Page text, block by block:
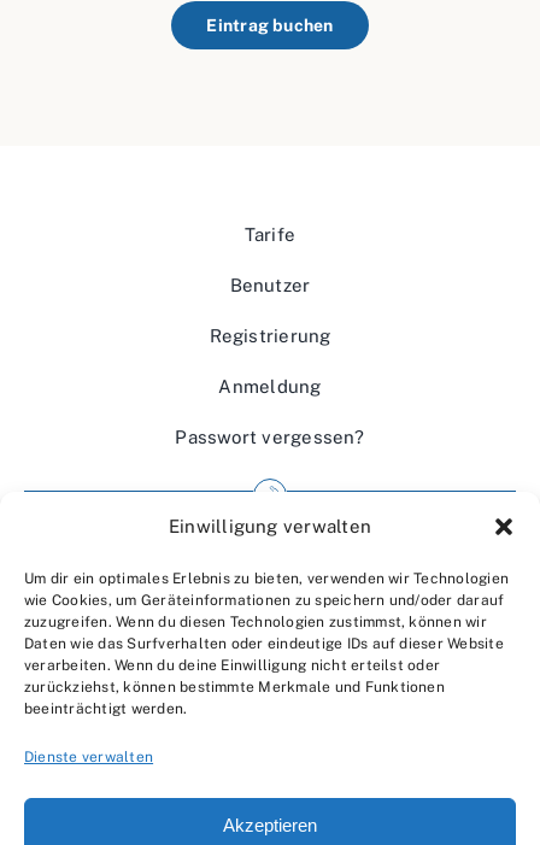
Einwilligung verwalten
Um dir ein optimales Erlebnis zu bieten, verwenden wir Technologien
wie Cookies, um Geräteinformationen zu speichern und/oder darauf
zuzugreifen. Wenn du diesen Technologien zustimmst, können wir
Daten wie das Surfverhalten oder eindeutige IDs auf dieser Website
verarbeiten. Wenn du deine Einwilligung nicht erteilst oder
zurückziehst, können bestimmte Merkmale und Funktionen
beeinträchtigt werden.
Dienste verwalten
Akzeptieren
Eintrag buchen
Tarife
Benutzer
Registrierung
Anmeldung
Passwort vergessen?
Wir über uns
Kontakt
Datenschutzerklärung